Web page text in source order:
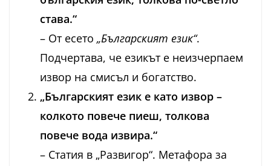
става.“
– От есето „Българският език“.
Подчертава, че езикът е неизчерпаем
извор на смисъл и богатство.
„Българският език е като извор –
колкото повече пиеш, толкова
повече вода извира.“
– Статия в „Развигор“. Метафора за